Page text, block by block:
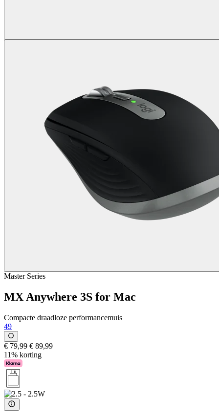
Master Series
MX Anywhere 3S for Mac
Compacte draadloze performancemuis
49
€ 79,99 € 89,99
11% korting